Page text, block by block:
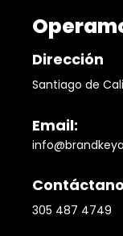
Dirección
Santiago de
Email:
305 487 4749